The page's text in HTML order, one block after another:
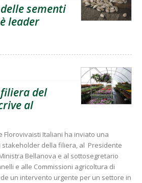
sementi
leader
del
al
Florovivaisti Italiani ha inviato una
stakeholder della filiera, al Presidente
Bellanova e al sottosegretario
e alle Commissioni agricoltura di
un intervento urgente per un settore in